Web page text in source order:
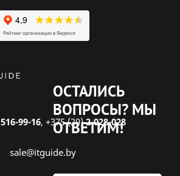
516-99-16, +375 (29)2-028-028
sale@itguide.by
ОСТАЛИСЬ
ВОПРОСЫ? МЫ
ОТВЕТИМ!